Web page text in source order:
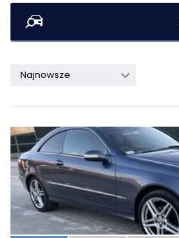
Najnowsze
37